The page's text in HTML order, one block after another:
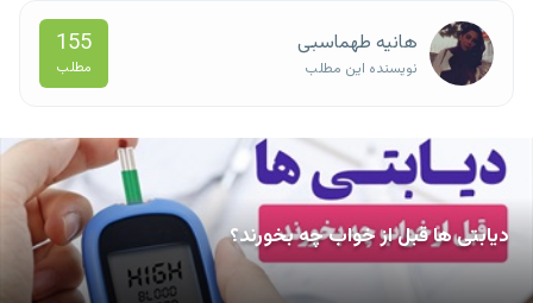
هانیه طهماسبی
نویسنده این مطلب
155
مطلب
دیابتی ها قبل از خواب چه بخورند؟